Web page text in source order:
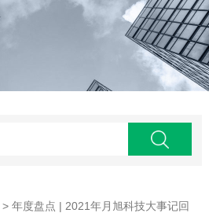
> 年度盘点 | 2021年月旭科技大事记回